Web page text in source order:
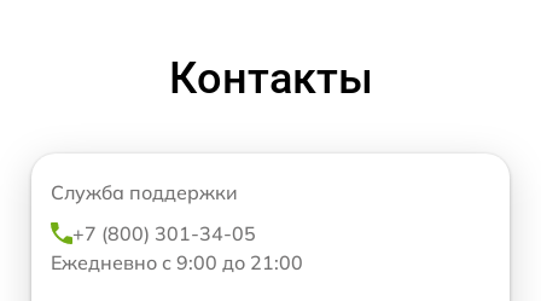
Контакты
Служба поддержки
+7 (800) 301-34-05
Ежедневно с 9:00 до 21:00